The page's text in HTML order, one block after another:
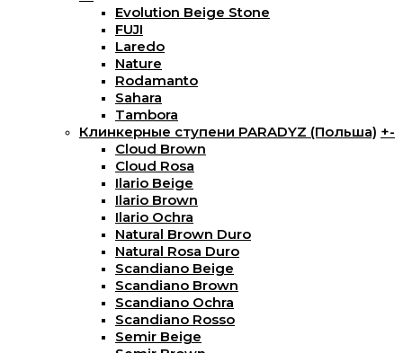
Evolution Beige Stone
FUJI
Laredo
Nature
Rodamanto
Sahara
Tambora
Клинкерные ступени PARADYZ (Польша) +-
Cloud Brown
Cloud Rosa
Ilario Beige
Ilario Brown
Ilario Ochra
Natural Brown Duro
Natural Rosa Duro
Scandiano Beige
Scandiano Brown
Scandiano Ochra
Scandiano Rosso
Semir Beige